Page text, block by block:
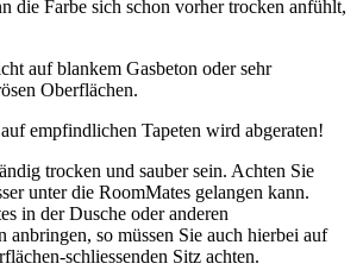
die Farbe sich schon vorher trocken anfühlt,
auf blankem Gasbeton oder sehr
Oberflächen.
empfindlichen Tapeten wird abgeraten!
trocken und sauber sein. Achten Sie
unter die RoomMates gelangen kann.
in der Dusche oder anderen
anbringen, so müssen Sie auch hierbei auf
schliessenden Sitz achten.